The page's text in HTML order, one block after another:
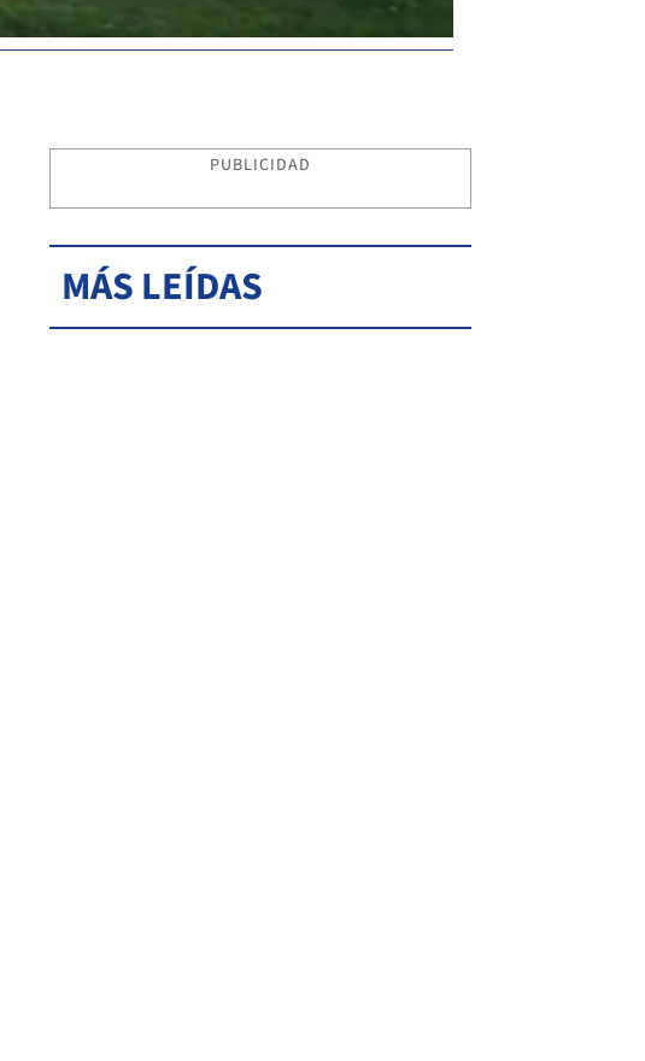
PUBLICIDAD
MÁS LEÍDAS